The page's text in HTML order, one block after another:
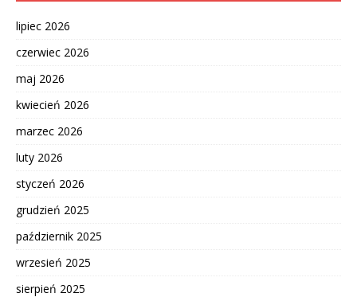
lipiec 2026
czerwiec 2026
maj 2026
kwiecień 2026
marzec 2026
luty 2026
styczeń 2026
grudzień 2025
październik 2025
wrzesień 2025
sierpień 2025